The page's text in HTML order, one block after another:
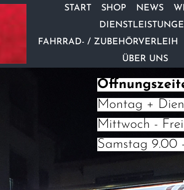
START SHOP NEWS
FAHRRAD- / ZUBEHÖRVERLEIH
ÜBER UNS
Montag +
Mittwoch -
Samstag 9.00